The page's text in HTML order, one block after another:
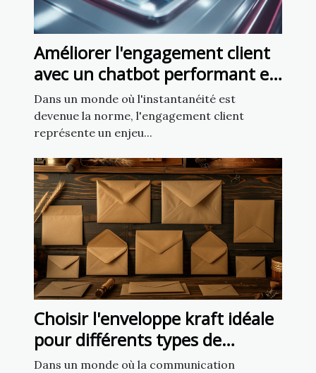
Améliorer l'engagement client
avec un chatbot performant en
5 minutes
Dans un monde où l'instantanéité est
devenue la norme, l'engagement client
représente un enjeu...
Choisir l'enveloppe kraft idéale
pour différents types de
courriers
Dans un monde où la communication